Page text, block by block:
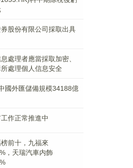
股份有限公司採取出具
處理者應當採取加密、
處理個人信息安全
國外匯儲備規模34188億
作正常推進中
榜前十，九福來
，天瑞汽車内飾